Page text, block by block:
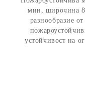
мин, широчина
разнообразие
устойчивост на